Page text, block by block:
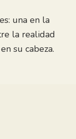
una en la
la realidad
su cabeza.